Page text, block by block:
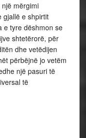
një mërgimi
gjallë e shpirtit
e tyre dëshmon se
shtetërorë, për
dhe vetëdijen
përbëjnë jo vetëm
një pasuri të
të